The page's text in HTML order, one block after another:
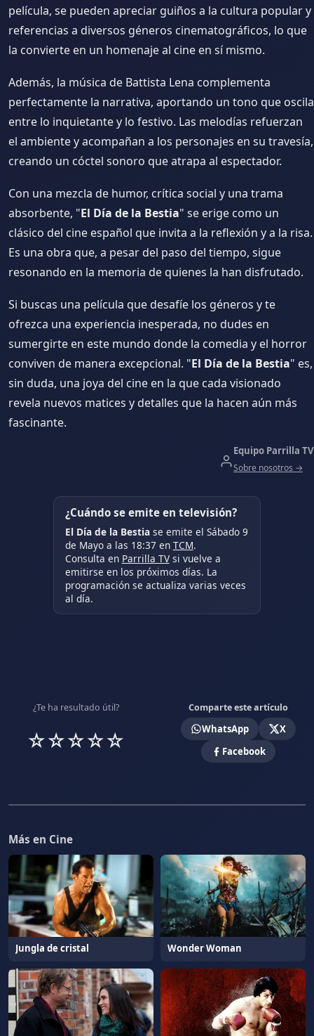
película, se pueden apreciar guiños a la cultura popular y
referencias a diversos géneros cinematográficos, lo que
la convierte en un homenaje al cine en sí mismo.
Además, la música de Battista Lena complementa
perfectamente la narrativa, aportando un tono que oscila
entre lo inquietante y lo festivo. Las melodías refuerzan
el ambiente y acompañan a los personajes en su travesía,
creando un cóctel sonoro que atrapa al espectador.
Con una mezcla de humor, crítica social y una trama
absorbente, "El Día de la Bestia" se erige como un
clásico del cine español que invita a la reflexión y a la risa.
Es una obra que, a pesar del paso del tiempo, sigue
resonando en la memoria de quienes la han disfrutado.
Si buscas una película que desafíe los géneros y te
ofrezca una experiencia inesperada, no dudes en
sumergirte en este mundo donde la comedia y el horror
conviven de manera excepcional. "El Día de la Bestia" es,
sin duda, una joya del cine en la que cada visionado
revela nuevos matices y detalles que la hacen aún más
fascinante.
Equipo Parrilla TV
Sobre nosotros →
¿Cuándo se emite en televisión?
El Día de la Bestiase emite el Sábado 9
de Mayo a las 18:37 en TCM.
Consulta en Parrilla TVsi vuelve a
emitirse en los próximos días. La
programación se actualiza varias veces
al día.
¿Te ha resultado útil? Comparte este artículo
☆☆☆☆☆ WhatsApp
X
Facebook
Más en Cine
Jungla de cristal Wonder Woman